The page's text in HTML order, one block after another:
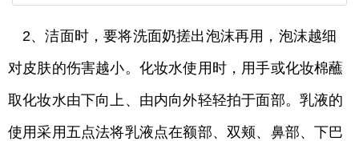
2、洁面时，要将洗面奶搓出泡沫再用，泡沫越细
对皮肤的伤害越小。化妆水使用时，用手或化妆棉蘸
取化妆水由下向上、由内向外轻轻拍于面部。乳液的
使用采用五点法将乳液点在额部、双颊、鼻部、下巴